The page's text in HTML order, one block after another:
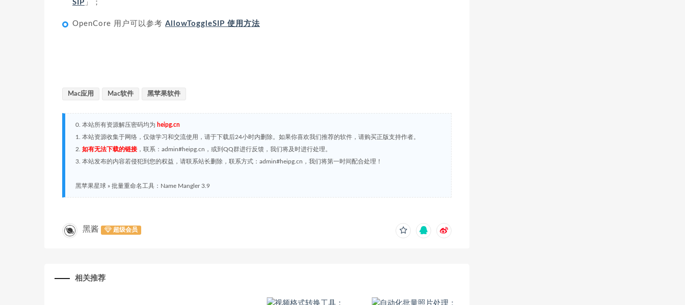
SIP 」；
OpenCore 用户可以参考 AllowToggleSIP 使用方法
Mac应用 Mac软件 黑苹果软件
0. 本站所有资源解压密码均为 heipg.cn
1. 本站资源收集于网络，仅做学习和交流使用，请于下载后24小时内删除。如果你喜欢我们推荐的软件，请购买正版支持作者。
2. 如有无法下载的链接，联系：admin#heipg.cn，或到QQ群进行反馈，我们将及时进行处理。
3. 本站发布的内容若侵犯到您的权益，请联系站长删除，联系方式：admin#heipg.cn，我们将第一时间配合处理！
黑苹果星球 » 批量重命名工具：Name Mangler 3.9
黑酱 超级会员
相关推荐